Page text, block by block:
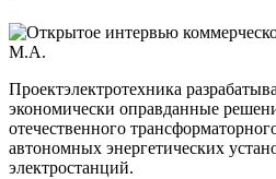
Проектэлектротехника
экономически оправданные
отечественного
автономных энергетических
электростанций.